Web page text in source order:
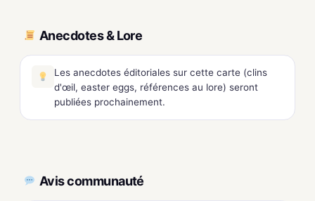
Anecdotes & Lore
Les anecdotes éditoriales sur cette carte (clins
d'œil, easter eggs, références au lore) seront
publiées prochainement.
Avis communauté